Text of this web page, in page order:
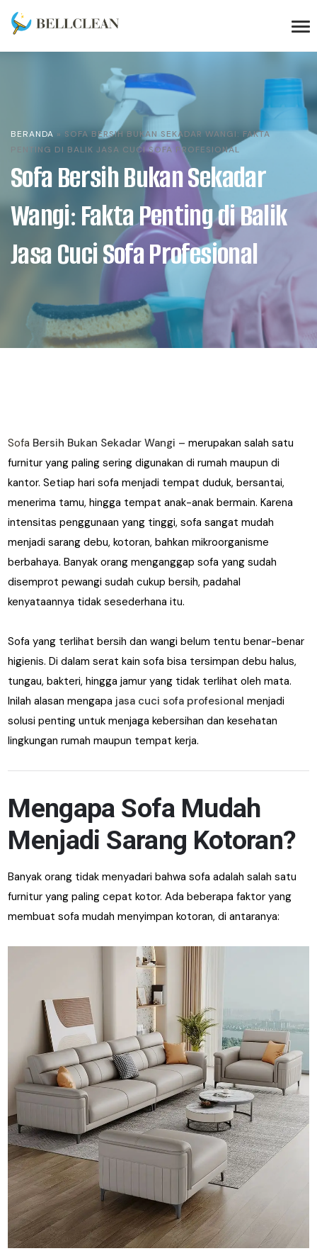
BERANDA » SOFA BERSIH BUKAN SEKADAR WANGI: FAKTA
PENTING DI BALIK JASA CUCI SOFA PROFESIONAL
Sofa Bersih Bukan Sekadar
Wangi: Fakta Penting di Balik
Jasa Cuci Sofa Profesional
Sofa Bersih Bukan Sekadar Wangi – merupakan salah satu
furnitur yang paling sering digunakan di rumah maupun di
kantor. Setiap hari sofa menjadi tempat duduk, bersantai,
menerima tamu, hingga tempat anak-anak bermain. Karena
intensitas penggunaan yang tinggi, sofa sangat mudah
menjadi sarang debu, kotoran, bahkan mikroorganisme
berbahaya. Banyak orang menganggap sofa yang sudah
disemprot pewangi sudah cukup bersih, padahal
kenyataannya tidak sesederhana itu.
Sofa yang terlihat bersih dan wangi belum tentu benar-benar
higienis. Di dalam serat kain sofa bisa tersimpan debu halus,
tungau, bakteri, hingga jamur yang tidak terlihat oleh mata.
Inilah alasan mengapa jasa cuci sofa profesional menjadi
solusi penting untuk menjaga kebersihan dan kesehatan
lingkungan rumah maupun tempat kerja.
Mengapa Sofa Mudah
Menjadi Sarang Kotoran?
Banyak orang tidak menyadari bahwa sofa adalah salah satu
furnitur yang paling cepat kotor. Ada beberapa faktor yang
membuat sofa mudah menyimpan kotoran, di antaranya: